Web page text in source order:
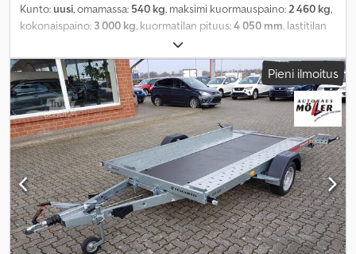
Kunto:uusi, omamassa: 540 kg, maksimi kuormauspaino:2 460 kg,
kokonaispaino: 3 000 kg, kuormatilan pituus:4 050 mm, lastitilan
, renkaan koko:195/55R10C, Alufelgen, Felge
schwarz,
Pieni ilmoitus